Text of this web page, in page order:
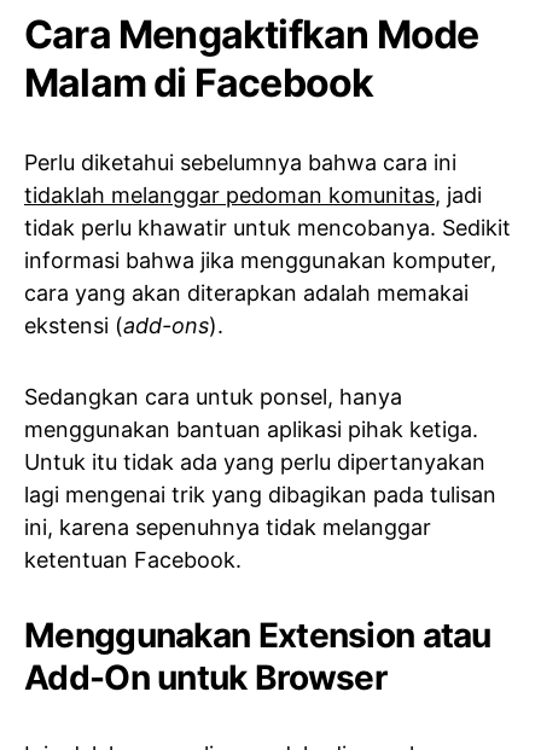
Cara Mengaktifkan Mode
Malam di Facebook
Perlu diketahui sebelumnya bahwa cara ini
tidaklah melanggar pedoman komunitas, jadi
tidak perlu khawatir untuk mencobanya. Sedikit
informasi bahwa jika menggunakan komputer,
cara yang akan diterapkan adalah memakai
ekstensi (add-ons).
Sedangkan cara untuk ponsel, hanya
menggunakan bantuan aplikasi pihak ketiga.
Untuk itu tidak ada yang perlu dipertanyakan
lagi mengenai trik yang dibagikan pada tulisan
ini, karena sepenuhnya tidak melanggar
ketentuan Facebook.
Menggunakan Extension atau
Add-On untuk Browser